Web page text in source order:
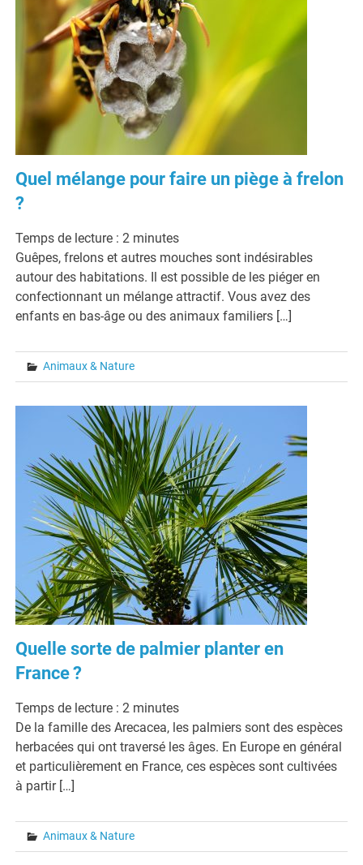
Quel mélange pour faire un piège à frelon
?
Temps de lecture : 2 minutes
Guêpes, frelons et autres mouches sont indésirables
autour des habitations. Il est possible de les piéger en
confectionnant un mélange attractif. Vous avez des
enfants en bas-âge ou des animaux familiers […]
Animaux & Nature
Quelle sorte de palmier planter en
France ?
Temps de lecture : 2 minutes
De la famille des Arecacea, les palmiers sont des espèces
herbacées qui ont traversé les âges. En Europe en général
et particulièrement en France, ces espèces sont cultivées
à partir […]
Animaux & Nature